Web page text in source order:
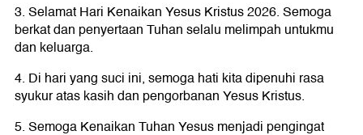
3. Selamat Hari Kenaikan Yesus Kristus 2026. Semoga
berkat dan penyertaan Tuhan selalu melimpah untukmu
dan keluarga.
4. Di hari yang suci ini, semoga hati kita dipenuhi rasa
syukur atas kasih dan pengorbanan Yesus Kristus.
5. Semoga Kenaikan Tuhan Yesus menjadi pengingat